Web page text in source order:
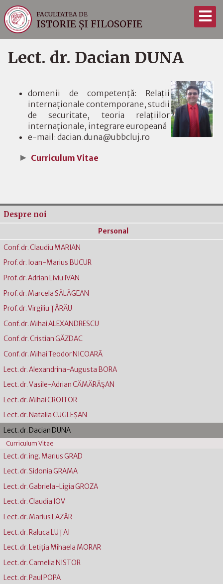
FACULTATEA DE
ISTORIE ȘI FILOSOFIE
Lect. dr. Dacian DUNA
domenii de competenţă: Relaţii
internaţionale contemporane, studii
de securitate, teoria relaţiilor
internaţionale, integrare europeană
e-mail: dacian.duna@ubbcluj.ro
Curriculum Vitae
Despre noi
Personal
Conf. dr. Claudiu MARIAN
Prof. dr. Ioan-Marius BUCUR
Prof. dr. Adrian Liviu IVAN
Prof. dr. Marcela SĂLĂGEAN
Prof. dr. Virgiliu ŢÂRĂU
Conf. dr. Mihai ALEXANDRESCU
Conf. dr. Cristian GĂZDAC
Conf. dr. Mihai Teodor NICOARĂ
Lect. dr. Alexandrina-Augusta BORA
Lect. dr. Vasile-Adrian CĂMĂRĂŞAN
Lect. dr. Mihai CROITOR
Lect. dr. Natalia CUGLEŞAN
Lect. dr. Dacian DUNA
Curriculum Vitae
Lect. dr. ing. Marius GRAD
Lect. dr. Sidonia GRAMA
Lect. dr. Gabriela-Ligia GROZA
Lect. dr. Claudia IOV
Lect. dr. Marius LAZĂR
Lect. dr. Raluca LUŢAI
Lect. dr. Letiția Mihaela MORAR
Lect. dr. Camelia NISTOR
Lect. dr. Paul POPA